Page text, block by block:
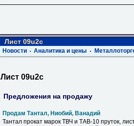
Лист 09u2c
Новости Аналитика и цены
Лист 09u2c
Предложения на продажу
Продам Тантал, Ниобий, Ванадий
Тантал прокат марок ТВЧ и ТАВ-10 пруток,